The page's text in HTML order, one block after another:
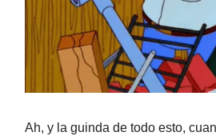
Ah, y la guinda de todo esto,